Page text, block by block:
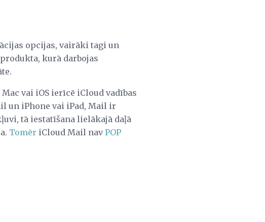
opcijas, vairāki tagi un
kurā darbojas
vai iOS ierīcē iCloud vadības
un iPhone vai iPad, Mail ir
tā iestatīšana lielākajā daļā
Tomēr iCloud Mail navPOP